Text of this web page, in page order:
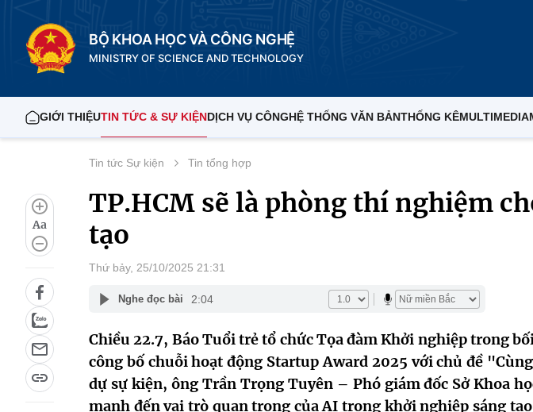
BỘ KHOA HỌC VÀ CÔNG NGHỆ
MINISTRY OF SCIENCE AND TECHNOLOGY
GIỚI THIỆUTIN TỨC & SỰ KIỆNDỊCH VỤ CÔNGHỆ THỐNG VĂN BẢNTHỐNG KÊMULTIMEDIA
Aa
Tin tức Sự kiện Tin tổng hợp
TP.HCM sẽ là phòng thí nghiệm
tạo
Thứ bảy, 25/10/2025 21:31
Nghe đọc bài 2:04
Chiều 22.7, Báo Tuổi trẻ tổ chức Tọa đàm Khởi nghiệp trong
công bố chuỗi hoạt động Startup Award 2025 với chủ đề
dự sự kiện, ông Trần Trọng Tuyên – Phó giám đốc Sở Khoa
mạnh đến vai trò quan trọng của AI trong khởi nghiệp sáng